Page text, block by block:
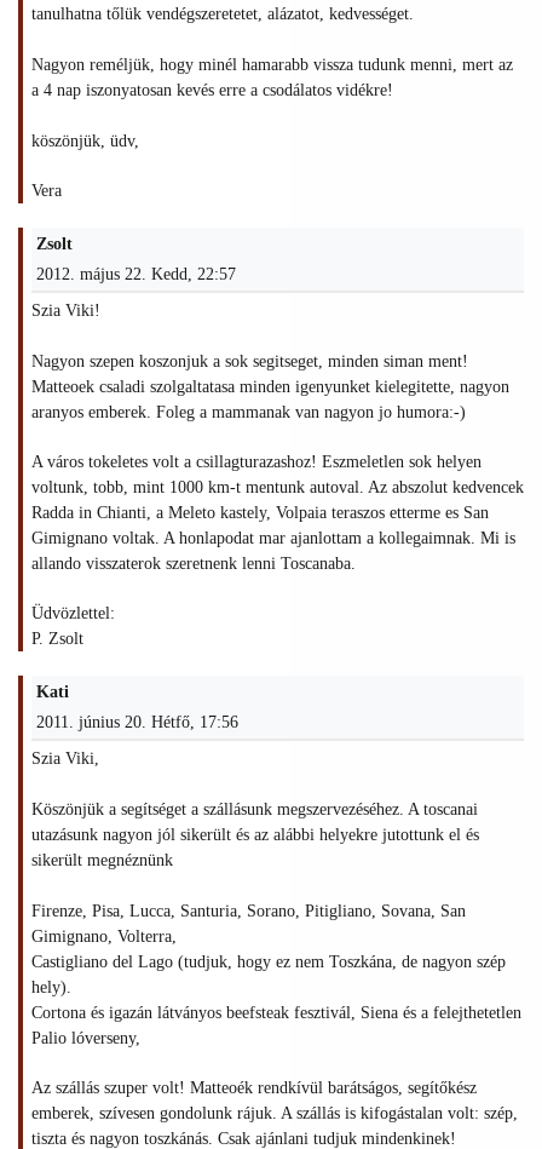
tanulhatna tőlük vendégszeretetet, alázatot, kedvességet.
Nagyon reméljük, hogy minél hamarabb vissza tudunk menni, mert az
a 4 nap iszonyatosan kevés erre a csodálatos vidékre!
köszönjük, üdv,
Vera
Zsolt
2012. május 22. Kedd, 22:57
Szia Viki!
Nagyon szepen koszonjuk a sok segitseget, minden siman ment!
Matteoek csaladi szolgaltatasa minden igenyunket kielegitette, nagyon
aranyos emberek. Foleg a mammanak van nagyon jo humora:-)
A város tokeletes volt a csillagturazashoz! Eszmeletlen sok helyen
voltunk, tobb, mint 1000 km-t mentunk autoval. Az abszolut kedvencek
Radda in Chianti, a Meleto kastely, Volpaia teraszos etterme es San
Gimignano voltak. A honlapodat mar ajanlottam a kollegaimnak. Mi is
allando visszaterok szeretnenk lenni Toscanaba.
Üdvözlettel:
P. Zsolt
Kati
2011. június 20. Hétfő, 17:56
Szia Viki,
Köszönjük a segítséget a szállásunk megszervezéséhez. A toscanai
utazásunk nagyon jól sikerült és az alábbi helyekre jutottunk el és
sikerült megnéznünk
Firenze, Pisa, Lucca, Santuria, Sorano, Pitigliano, Sovana, San
Gimignano, Volterra,
Castigliano del Lago (tudjuk, hogy ez nem Toszkána, de nagyon szép
hely).
Cortona és igazán látványos beefsteak fesztivál, Siena és a felejthetetlen
Palio lóverseny,
Az szállás szuper volt! Matteoék rendkívül barátságos, segítőkész
emberek, szívesen gondolunk rájuk. A szállás is kifogástalan volt: szép,
tiszta és nagyon toszkánás. Csak ajánlani tudjuk mindenkinek!